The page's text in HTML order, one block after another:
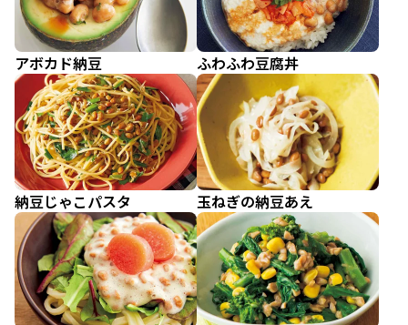
アボカド納豆 ふわふわ豆腐丼
納豆じゃこパスタ 玉ねぎの納豆あえ